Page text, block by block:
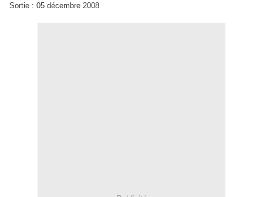
Sortie : 05 décembre 2008